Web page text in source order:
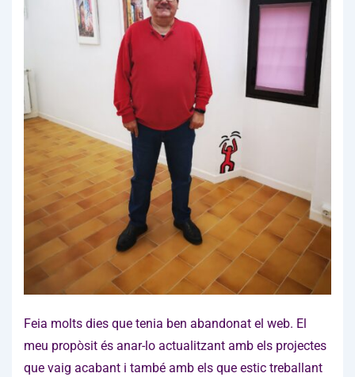
Feia molts dies que tenia ben abandonat el web. El
meu propòsit és anar-lo actualitzant amb els projectes
que vaig acabant i també amb els que estic treballant